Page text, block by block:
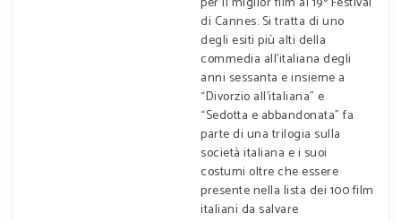
di Cannes. Si tratta di uno
degli esiti più alti della
commedia all’italiana degli
anni sessanta e insieme a
“Divorzio all’italiana” e
“Sedotta e abbandonata” fa
parte di una trilogia sulla
società italiana e i suoi
costumi oltre che essere
presente nella lista dei 100 film
italiani da salvare